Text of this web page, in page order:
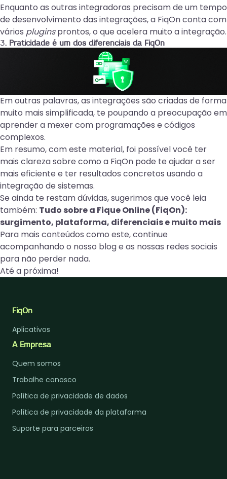
Enquanto as outras integradoras precisam de um tempo
de desenvolvimento das integrações, a FiqOn conta com
vários pluginsprontos, o que acelera muito a integração.
3. Praticidade é um dos diferenciais da FiqOn
Em outras palavras, as integrações são criadas de forma
muito mais simplificada, te poupando a preocupação em
aprender a mexer com programações e códigos
complexos.
Em resumo, com este material, foi possível você ter
mais clareza sobre como a FiqOn pode te ajudar a ser
mais eficiente e ter resultados concretos usando a
integração de sistemas.
Se ainda te restam dúvidas, sugerimos que você leia
também: Tudo sobre a Fique Online (FiqOn):
surgimento, plataforma, diferenciais e muito mais
Para mais conteúdos como este, continue
acompanhando o nosso blog e as nossas redes sociais
para não perder nada.
Até a próxima!
FiqOn
Aplicativos
A Empresa
Quem somos
Trabalhe conosco
Política de privacidade de dados
Política de privacidade da plataforma
Suporte para parceiros